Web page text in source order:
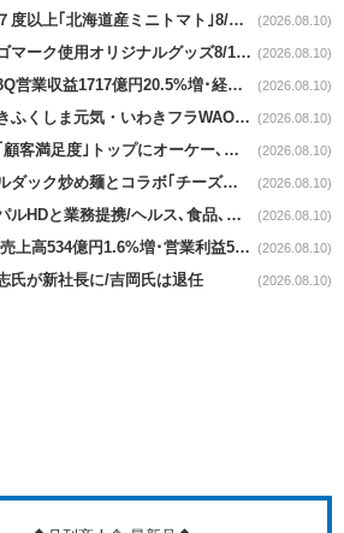
東武ストアnews｜糖度７度以上｢北海道産ミニトマト｣8/11販売 (2026.08.10)
平和堂news｜平和堂ロゴマーク使用オリジナルグッズ8/10販売開始 (2026.08.10)
マミーマートnews｜第3Q営業収益1717億円20.5%増･経常利益3.6%増 (2026.08.10)
イオン東北news｜大好きふくしま元気・いわきフラWAONの利用金額一部寄付 (2026.08.10)
日本生産性本部news｜｢顧客満足度｣トップにオーケー､コスモス薬品など選出 (2026.08.10)
ミニストップnews｜ブルダック炒め麺とコラボ｢チーズハットグ｣8/7発売 (2026.08.10)
三菱商事news｜メディパルHDと業務提携/ヘルス､食品､日用品で協業 (2026.08.10)
東急ストアnews｜第1Q売上高534億円1.6%増･営業利益5億円13.3%減 (2026.08.10)
氏が新社長に/吉岡氏は退任 (2026.08.10)